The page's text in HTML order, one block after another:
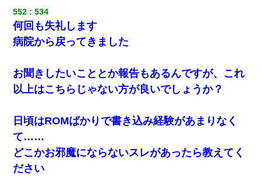
552 534
何回も失礼します
病院から戻ってきました
お聞きしたいこととか報告もあるんですが、これ
以上はこちらじゃない方が良いでしょうか？
日頃はROMばかりで書き込み経験があまりなく
て……
どこかお邪魔にならないスレがあったら教えてく
ださい